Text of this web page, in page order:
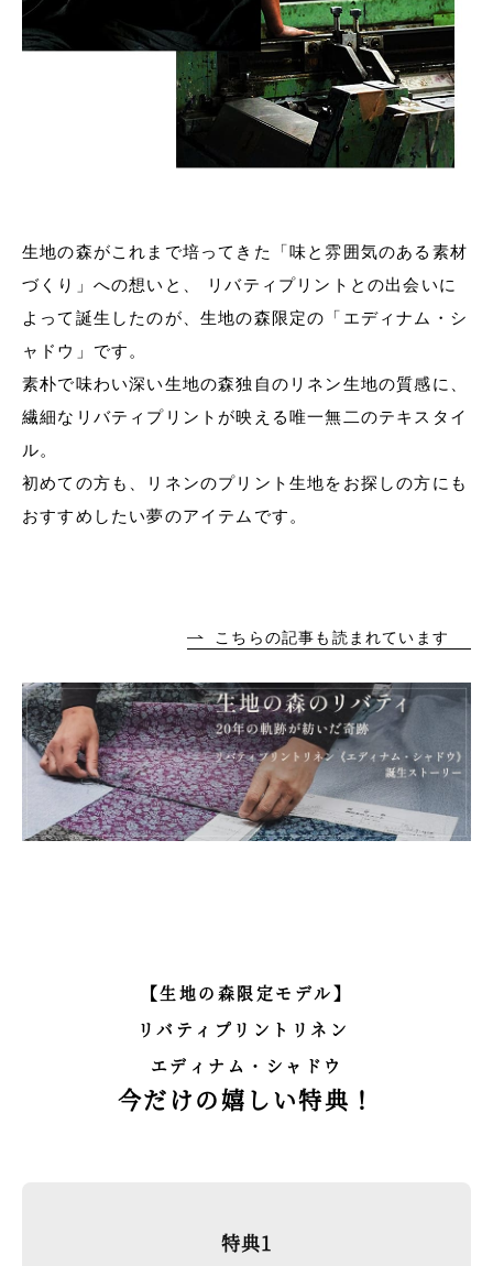
生地の森がこれまで培ってきた「味と雰囲気のある素材
づくり」への想いと、 リバティプリントとの出会いに
よって誕生したのが、生地の森限定の「エディナム・シ
ャドウ」です。
素朴で味わい深い生地の森独自のリネン生地の質感に、
繊細なリバティプリントが映える唯一無二のテキスタイ
ル。
初めての方も、リネンのプリント生地をお探しの方にも
おすすめしたい夢のアイテムです。
こちらの記事も読まれています
【生地の森限定モデル】
リバティプリントリネン
エディナム・シャドウ
今だけの嬉しい特典！
特典1